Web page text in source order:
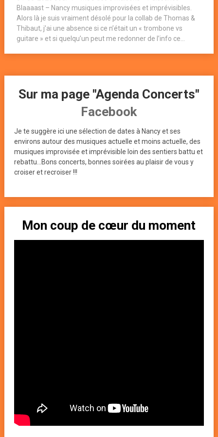
Blaaaast – Nancy musiques improvisées et imprévisibles.
Alors là je suis vraiment désolé pour la collab de Thomas &
Thibaut, j’ai une absence si ce n’était un « trombone vs
guitare » et si quelqu’un peut me redonner de l’info ce...
Sur ma page "Agenda Concerts"
Facebook
Je te suggère ici une sélection de dates à Nancy et ses
environs autour des musiques actuelle et moins actuelle, des
musiques improvisée et imprévisible loin des sentiers battu et
rebattu...Bons concerts, bonnes soirées au plaisir de vous y
croiser et recroiser !!!
Mon coup de cœur du moment